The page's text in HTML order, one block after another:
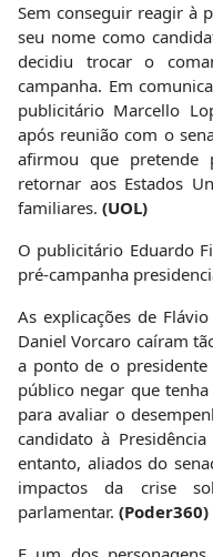
Sem conseguir reagir à
seu nome como
decidiu trocar o
campanha. Em
publicitário Marcello
após reunião com o
afirmou que pretende
retornar aos Estados
familiares. (UOL)
O publicitário Eduardo
pré-campanha
As explicações de
Daniel Vorcaro caíram
a ponto de o presidente
público negar que
para avaliar o
candidato à
entanto, aliados do
impactos da crise
parlamentar. (Poder360)